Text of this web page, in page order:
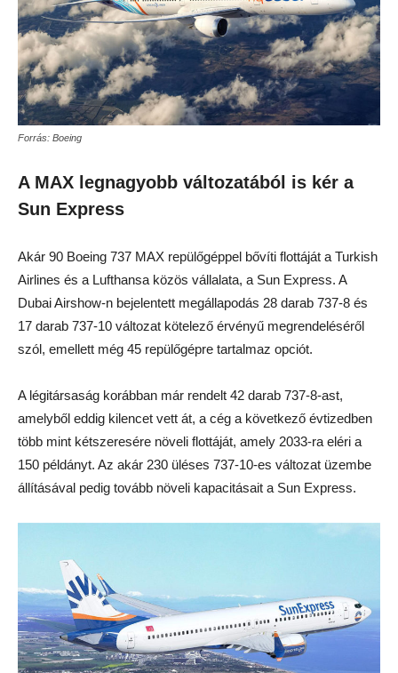
Forrás: Boeing
A MAX legnagyobb változatából is kér a
Sun Express
Akár 90 Boeing 737 MAX repülőgéppel bővíti flottáját a Turkish
Airlines és a Lufthansa közös vállalata, a Sun Express. A
Dubai Airshow-n bejelentett megállapodás 28 darab 737-8 és
17 darab 737-10 változat kötelező érvényű megrendeléséről
szól, emellett még 45 repülőgépre tartalmaz opciót.
A légitársaság korábban már rendelt 42 darab 737-8-ast,
amelyből eddig kilencet vett át, a cég a következő évtizedben
több mint kétszeresére növeli flottáját, amely 2033-ra eléri a
150 példányt. Az akár 230 üléses 737-10-es változat üzembe
állításával pedig tovább növeli kapacitásait a Sun Express.